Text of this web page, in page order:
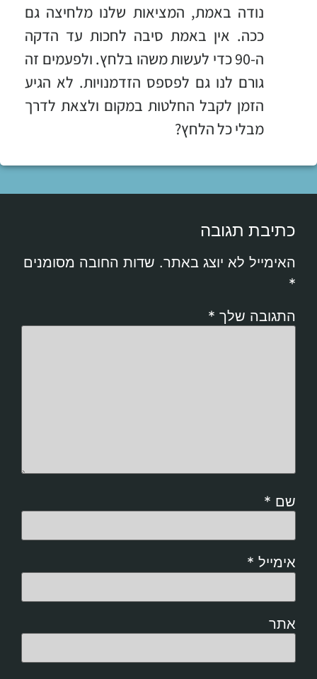
נודה באמת, המציאות שלנו מלחיצה גם
ככה. אין באמת סיבה לחכות עד הדקה
ה-90 כדי לעשות משהו בלחץ. ולפעמים זה
גורם לנו גם לפספס הזדמנויות. לא הגיע
הזמן לקבל החלטות במקום ולצאת לדרך
מבלי כל הלחץ?
כתיבת תגובה
האימייל לא יוצג באתר. שדות החובה מסומנים
*
התגובה שלך *
שם *
אימייל *
אתר